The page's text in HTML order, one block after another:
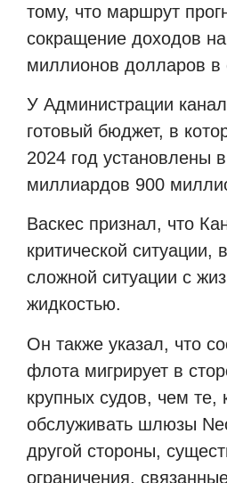
тому, что маршрут
сокращение доходов
миллионов долларов
У Администрации
готовый бюджет, в
2024 год установлены
миллиардов 900
Васкес признал, что
критической ситуации,
сложной ситуации с
жидкостью.
Он также указал, что
флота мигрирует в
крупных судов, чем те,
обслуживать шлюзы
другой стороны,
ограничения,